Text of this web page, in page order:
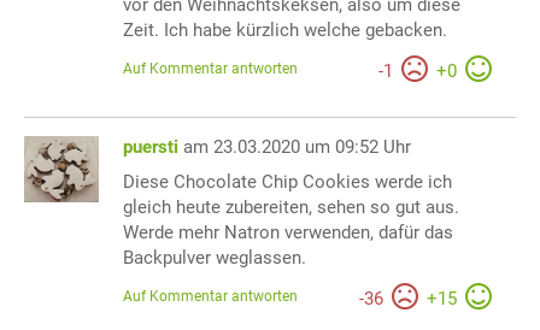
vor den Weihnachtskeksen, also um diese
Zeit. Ich habe kürzlich welche gebacken.
-1 +0
Auf Kommentar antworten
puersti am 23.03.2020 um 09:52 Uhr
Diese Chocolate Chip Cookies werde ich
gleich heute zubereiten, sehen so gut aus.
Werde mehr Natron verwenden, dafür das
Backpulver weglassen.
-36 +15
Auf Kommentar antworten